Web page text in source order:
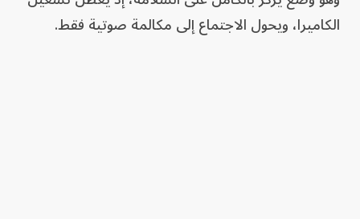
الكاميرا، ويحول الاجتماع إلى مكالمة صوتية فقط.